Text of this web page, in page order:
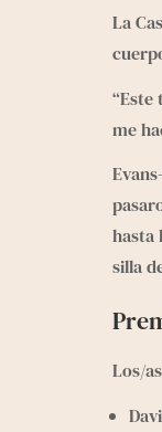
La
“Este
me
hasta
silla
Los/